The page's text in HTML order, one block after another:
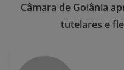
Câmara de Goiânia
tutelares e